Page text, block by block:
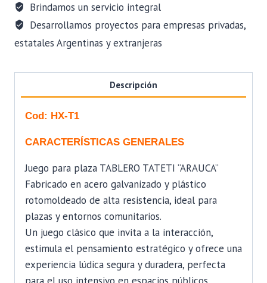
Brindamos un servicio integral
Desarrollamos proyectos para empresas privadas,
estatales Argentinas y extranjeras
Descripción
Cod: HX-T1
CARACTERÍSTICAS GENERALES
Juego para plaza TABLERO TATETI “ARAUCA”
Fabricado en acero galvanizado y plástico
rotomoldeado de alta resistencia, ideal para
plazas y entornos comunitarios.
Un juego clásico que invita a la interacción,
estimula el pensamiento estratégico y ofrece una
experiencia lúdica segura y duradera, perfecta